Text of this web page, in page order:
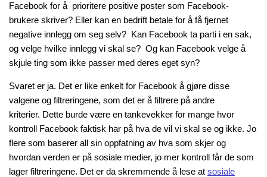
Facebook for å prioritere positive poster som Facebook-
brukere skriver? Eller kan en bedrift betale for å få fjernet
negative innlegg om seg selv? Kan Facebook ta parti i en sak,
og velge hvilke innlegg vi skal se? Og kan Facebook velge å
skjule ting som ikke passer med deres eget syn?
Svaret er ja. Det er like enkelt for Facebook å gjøre disse
valgene og filtreringene, som det er å filtrere på andre
kriterier. Dette burde være en tankevekker for mange hvor
kontroll Facebook faktisk har på hva de vil vi skal se og ikke. Jo
flere som baserer all sin oppfatning av hva som skjer og
hvordan verden er på sosiale medier, jo mer kontroll får de som
lager filtreringene. Det er da skremmende å lese at sosiale